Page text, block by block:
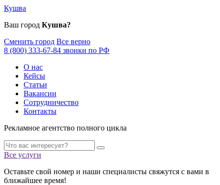
Кушва
Ваш город Кушва?
Сменить город Все верно
8 (800) 333-67-84 звонки по РФ
О нас
Кейсы
Статьи
Вакансии
Сотрудничество
Контакты
Рекламное агентство полного цикла
Все услуги
Оставьте свой номер и наши специалисты свяжутся с вами в
ближайшее время!